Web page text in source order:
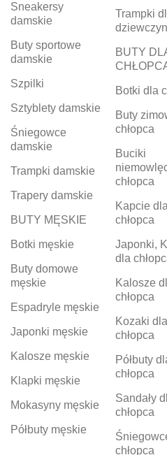
Sneakersy
damskie
Buty sportowe
damskie
Szpilki
Sztyblety damskie
Śniegowce
damskie
Trampki damskie
Trapery damskie
BUTY MĘSKIE
Botki męskie
Buty domowe
męskie
Espadryle męskie
Japonki męskie
Kalosze męskie
Klapki męskie
Mokasyny męskie
Półbuty męskie
Trampki
BUTY
Botki dla
Buty
chłopca
Buciki
chłopca
Kapcie dla
chłopca
Japonki,
dla
Kalosze
chłopca
Kozaki dla
chłopca
Półbuty
chłopca
Sandały
chłopca
chłopca